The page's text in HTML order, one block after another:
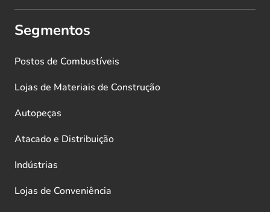
Segmentos
Postos de Combustíveis
Lojas de Materiais de Construção
Autopeças
Atacado e Distribuição
Indústrias
Lojas de Conveniência